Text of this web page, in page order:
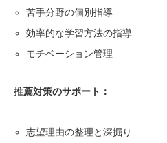
苦手分野の個別指導
効率的な学習方法の指導
モチベーション管理
推薦対策のサポート：
志望理由の整理と深掘り